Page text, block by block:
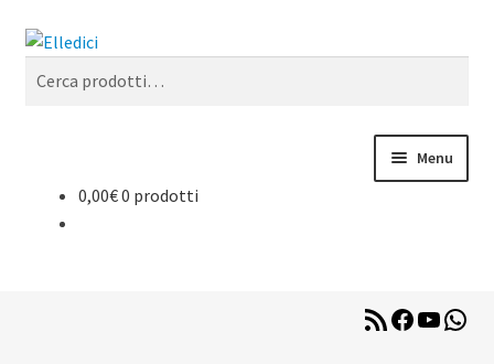
Vai
navigazione
Vai
contenuto
Cerca
Menu
Libreria Online
0,00€0 prodotti
RSS Facebook